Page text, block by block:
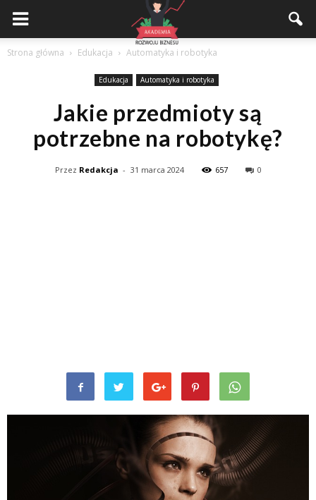
Akademiarozwojubiznesu.pl
Strona główna Edukacja Automatyka i robotyka
Edukacja Automatyka i robotyka
Jakie przedmioty są
potrzebne na robotykę?
Przez Redakcja - 31 marca 2024 657 0